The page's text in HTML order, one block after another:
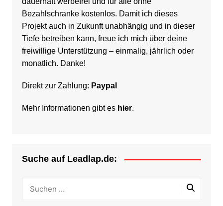
Bezahlschranke kostenlos. Damit ich dieses
Projekt auch in Zukunft unabhängig und in dieser
Tiefe betreiben kann, freue ich mich über deine
freiwillige Unterstützung – einmalig, jährlich oder
monatlich. Danke!
Direkt zur Zahlung: Paypal
Mehr Informationen gibt es hier.
Suche auf Leadlap.de: